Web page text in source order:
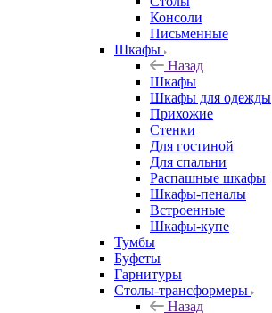
Консоли
Письменные
Шкафы
Назад
Шкафы
Шкафы для одежды
Прихожие
Стенки
Для гостиной
Для спальни
Распашные шкафы
Шкафы-пеналы
Встроенные
Шкафы-купе
Тумбы
Буфеты
Гарнитуры
Столы-трансформеры
Назад